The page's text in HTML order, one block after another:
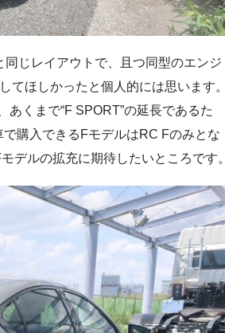
じレイアウトで、且つ同型のエンジ
てほしかったと個人的には思います。
あくまで“F SPORT”の延長であるた
購入できるFモデルはRC Fのみとな
デルの拡充に期待したいところです。